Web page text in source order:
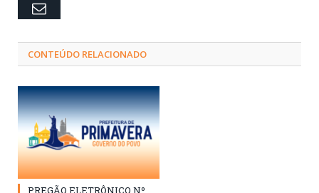
Email
CONTEÚDO RELACIONADO
PREGÃO ELETRÔNICO Nº